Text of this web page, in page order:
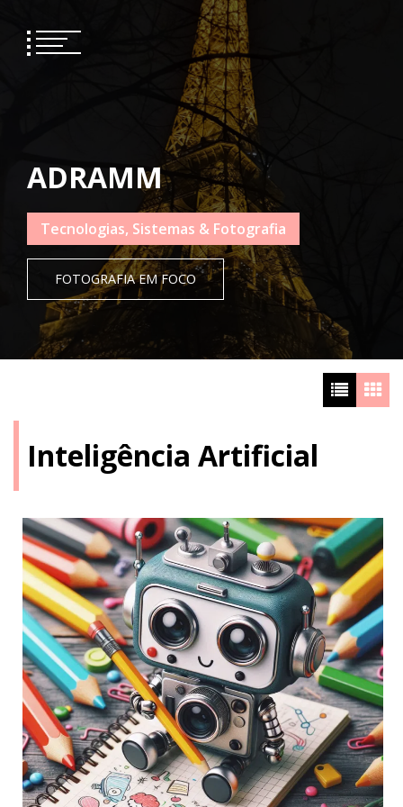
content
ADRAMM
Tecnologias, Sistemas & Fotografia
FOTOGRAFIA EM FOCO
Inteligência Artificial